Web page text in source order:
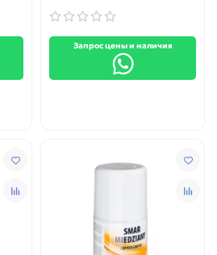
(AGT-065)
Запрос цены и наличия